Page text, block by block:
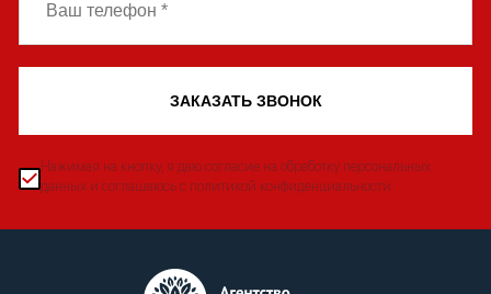
ЗАКАЗАТЬ ЗВОНОК
Нажимая на кнопку, я даю согласие на обработку персональных
данных и соглашаюсь с политикой конфиденциальности